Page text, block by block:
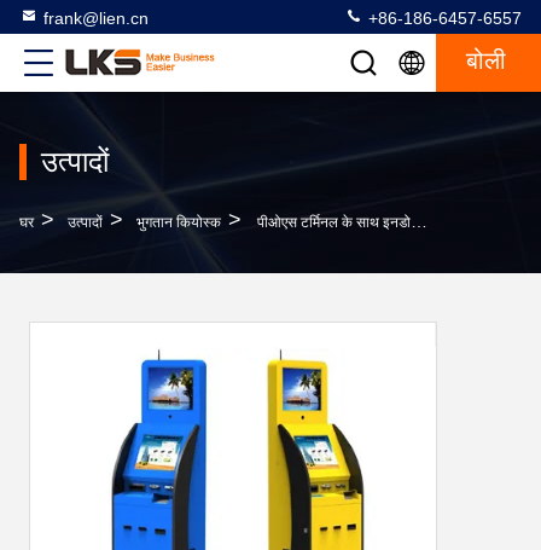
frank@lien.cn +86-186-6457-6557
बोली
उत्पादों
घर > उत्पादों > भुगतान कियोस्क > पीओएस टर्मिनल के साथ इनडोर दोहरी प्रदर्शन स्वयं सेवा भुगतान कियोस्क इंटरएक्टिव